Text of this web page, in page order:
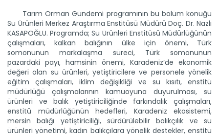
Tarım Orman Gündemi programının bu bölüm konuğu
Su Ürünleri Merkez Araştırma Enstitüsü Müdürü Doç. Dr. Nazlı
KASAPOĞLU. Programda; Su Ürünleri Enstitüsü Müdürlüğünün
çalışmaları, kalkan balığının ülke için önemi, Türk
somonunun markalaşma süreci, Türk somonunun
pazardaki payı, hamsinin önemi, Karadeniz’de ekonomik
değeri olan su ürünleri, yetiştiricilere ve personele yönelik
eğitim çalışmaları, iklim değişikliği ve su kısıtı, enstitü
müdürlüğü çalışmalarının kamuoyuna duyurulması, su
ürünleri ve balık yetiştiriciliğinde farkındalık çalışmaları,
enstitü müdürlüğünün hedefleri, Karadeniz ekosistemi,
mersin balığı yetiştiriciliği, sürdürülebilir balıkçılık ve su
ürünleri yönetimi, kadın balıkçılara yönelik destekler, enstitü
Tarım Orman Gündemi 12.06.2026
“Tarım Orman Gündemi” sektörün gündemini izleyici ile...
Devamını Oku ->